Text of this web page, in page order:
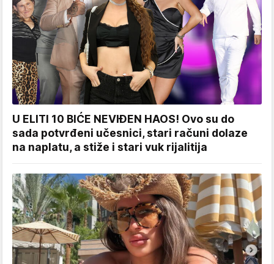
U ELITI 10 BIĆE NEVIĐEN HAOS! Ovo su do
sada potvrđeni učesnici, stari računi dolaze
na naplatu, a stiže i stari vuk rijalitija